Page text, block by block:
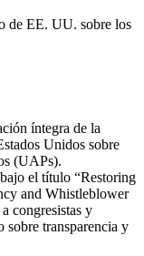
de EE. UU. sobre los
íntegra de la
Unidos sobre
(UAPs).
el título “Restoring
and Whistleblower
congresistas y
sobre transparencia y